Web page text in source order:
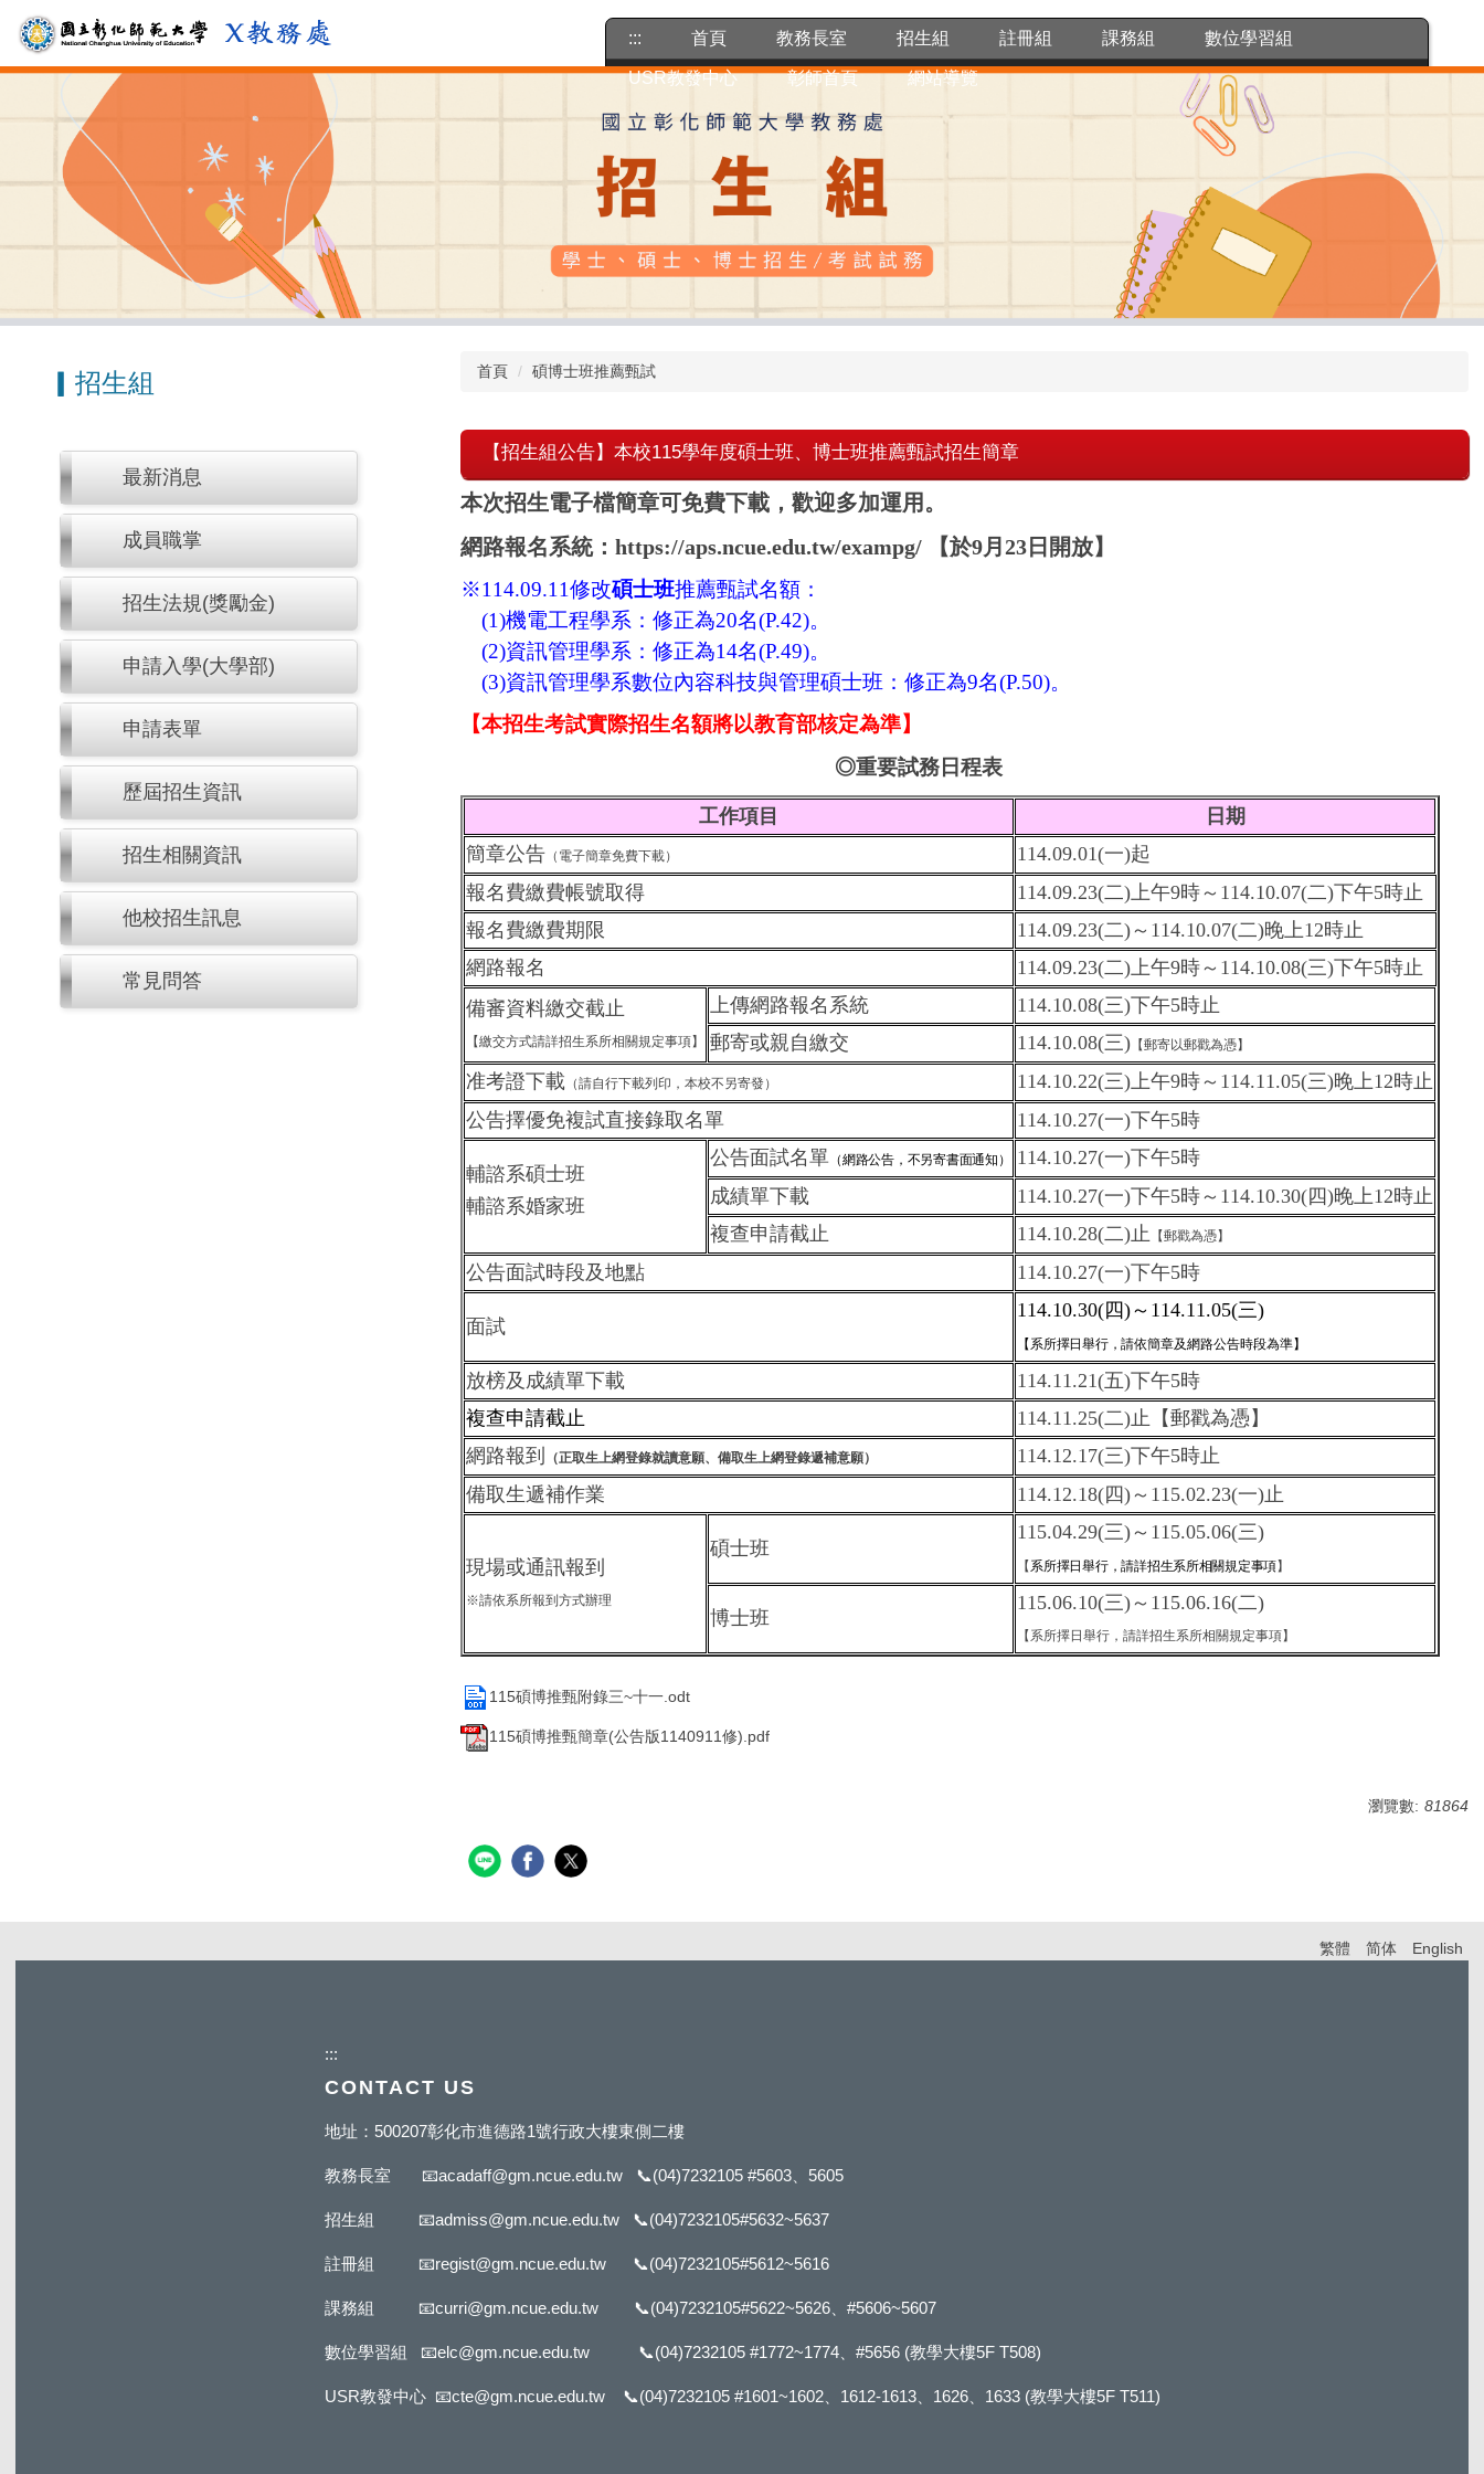
到
::: 首頁 教務長室 招生組 註冊組 課務組 數位學習組
USR教發中心 彰師首頁 網站導覽
▎招生組
最新消息
成員職掌
招生法規(獎勵金)
申請入學(大學部)
申請表單
歷屆招生資訊
招生相關資訊
他校招生訊息
常見問答
首頁 碩博士班推薦甄試
【招生組公告】本校115學年度碩士班、博士班推薦甄試招生簡章
本次招生電子檔簡章可免費下載，歡迎多加運用。
網路報名系統：https://aps.ncue.edu.tw/exampg/ 【於9月23日開放】
※114.09.11修改碩士班推薦甄試名額：
(1)機電工程學系：修正為20名(P.42)。
(2)資訊管理學系：修正為14名(P.49)。
(3)資訊管理學系數位內容科技與管理碩士班：修正為9名(P.50)。
【本招生考試實際招生名額將以教育部核定為準】
◎重要試務日程表
工作項目
日期
簡章公告 （電子簡章免費下載）
114.09.01(一)起
報名費繳費帳號取得
114.09.23(二)上午9時～114.10.07(二)下午5時止
報名費繳費期限
114.09.23(二)～114.10.07(二)晚上12時止
網路報名
114.09.23(二)上午9時～114.10.08(三)下午5時止
備審資料繳交截止
【繳交方式請詳招生系所相關規定事項】
上傳網路報名系統
114.10.08(三)下午5時止
郵寄或親自繳交
114.10.08(三) 【郵寄以郵戳為憑】
准考證下載 （請自行下載列印，本校不另寄發）
114.10.22(三)上午9時～114.11.05(三)晚上12時止
公告擇優免複試直接錄取名單
114.10.27(一)下午5時
輔諮系碩士班
輔諮系婚家班
公告面試名單 （網路公告，不另寄書面通知）
114.10.27(一)下午5時
成績單下載
114.10.27(一)下午5時～114.10.30(四)晚上12時止
複查申請截止
114.10.28(二)止 【郵戳為憑】
公告面試時段及地點 114.10.27(一)下午5時
面試
114.10.30(四)～ 114.11.05(三)
【 系所擇日舉行，請依簡章及網路公告時段為準】
放榜及成績單下載
114.11.21(五)下午5時
複查申請截止
114.11.25(二)止
【郵戳為憑】
網路報到
（正取生上網登錄就讀意願、備取生上網登錄遞補意願）
114.12.17(三)下午5時止
備取生遞補作業
114.12.18(四)～115.02.23(一)止
現場或通訊報到
※請依系所報到方式辦理
碩士班
115.04.29(三)～115.05.06(三)
【 系所擇日舉行，請詳招生系所相關規定事項】
博士班
115.06.10(三)～115.06.16(二)
【系所擇日舉行，請詳招生系所相關規定事項】
115碩博推甄附錄三~十一.odt
115碩博推甄簡章(公告版1140911修).pdf
瀏覽數: 81864
繁體 简体 English
:::
CONTACT US
地址：500207彰化市進德路1號行政大樓東側二樓
教務長室 📧acadaff@gm.ncue.edu.tw 📞(04)7232105 #5603、5605
招生組 📧admiss@gm.ncue.edu.tw 📞(04)7232105#5632~5637
註冊組 📧regist@gm.ncue.edu.tw 📞(04)7232105#5612~5616
課務組 📧curri@gm.ncue.edu.tw 📞(04)7232105#5622~5626、#5606~5607
數位學習組 📧elc@gm.ncue.edu.tw 📞(04)7232105 #1772~1774、#5656 (教學大樓5F T508)
USR教發中心 📧cte@gm.ncue.edu.tw 📞(04)7232105 #1601~1602、1612-1613、1626、1633 (教學大樓5F T511)